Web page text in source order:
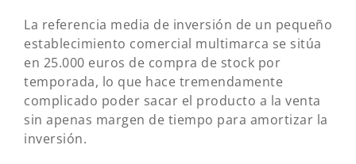
La referencia media de inversión de un pequeño
establecimiento comercial multimarca se sitúa
en 25.000 euros de compra de stock por
temporada, lo que hace tremendamente
complicado poder sacar el producto a la venta
sin apenas margen de tiempo para amortizar la
inversión.